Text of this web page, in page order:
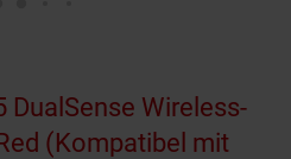
DualSense Wireless-
(Kompatibel mit